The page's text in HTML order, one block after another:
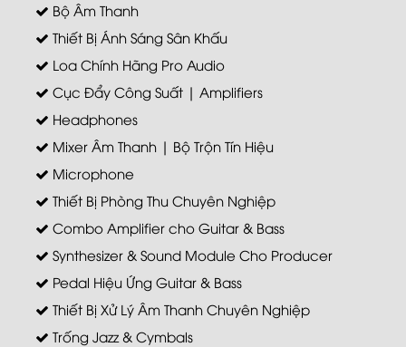
Bộ Âm Thanh
Thiết Bị Ánh Sáng Sân Khấu
Loa Chính Hãng Pro Audio
Cục Đẩy Công Suất | Amplifiers
Headphones
Mixer Âm Thanh | Bộ Trộn Tín Hiệu
Microphone
Thiết Bị Phòng Thu Chuyên Nghiệp
Combo Amplifier cho Guitar & Bass
Synthesizer & Sound Module Cho Producer
Pedal Hiệu Ứng Guitar & Bass
Thiết Bị Xử Lý Âm Thanh Chuyên Nghiệp
Trống Jazz & Cymbals